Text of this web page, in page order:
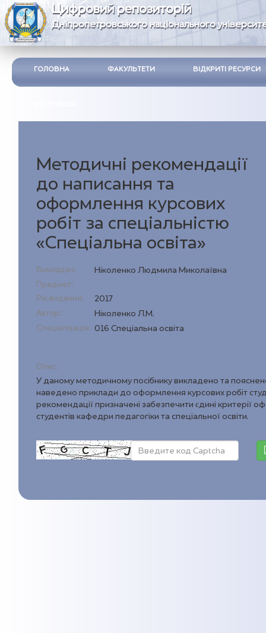
Цифровий репозиторій
Дніпропетровського національного
ГОЛОВНА ФАКУЛЬТЕТИ ВІДКРИТІ РЕСУРСИ
Методичні рекомендації
до написання та
оформлення курсових
робіт за спеціальністю
«Спеціальна освіта»
Викладач: Ніколенко Людмила Миколаївна
Предмет:
Рік видання:
2017
Автор: Ніколенко Л.М.
Спеціалізація: 016 Спеціальна освіта
Опис:
У даному методичному посібнику викладено та
наведено приклади до оформлення курсових робіт
рекомендації призначені забезпечити єдині критерії
студентів кафедри педагогіки та спеціальної освіти.